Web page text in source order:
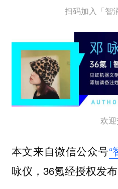
扫码加入「智
欢
本文来自微信公众号“
咏仪，36氪经授权发布